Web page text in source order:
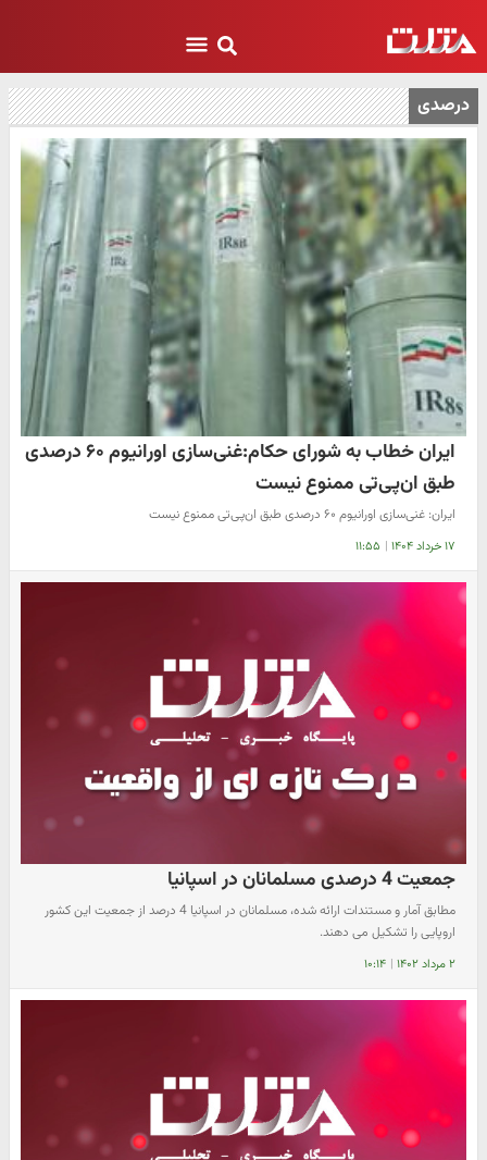
درصدی
ایران خطاب به شورای حکام:غنی‌سازی اورانیوم ۶۰ ‌درصدی
طبق ان‌پی‌تی ممنوع نیست
ایران: غنی‌سازی اورانیوم ۶۰ ‌درصدی طبق ان‌پی‌تی ممنوع نیست
۱۷ خرداد ۱۴۰۴ | ۱۱:۵۵
جمعیت 4 درصدی مسلمانان در اسپانیا
مطابق آمار و مستندات ارائه شده، مسلمانان در اسپانیا 4 درصد از جمعیت این کشور
اروپایی را تشکیل می دهند.
۲ مرداد ۱۴۰۲ | ۱۰:۱۴